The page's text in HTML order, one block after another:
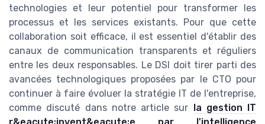
technologies et leur potentiel pour transformer les
processus et les services existants. Pour que cette
collaboration soit efficace, il est essentiel d'établir des
canaux de communication transparents et réguliers
entre les deux responsables. Le DSI doit tirer parti des
avancées technologiques proposées par le CTO pour
continuer à faire évoluer la stratégie IT de l'entreprise,
comme discuté dans notre article sur la gestion IT